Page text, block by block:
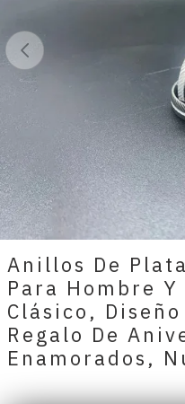
Anillos De
Para Hombre
Clásico,
Regalo De
Enamorados,